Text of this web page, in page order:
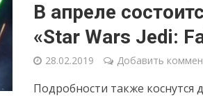
В апреле
«Star Wars Jedi:
28.02.2019 Добавить
Подробности также коснутся